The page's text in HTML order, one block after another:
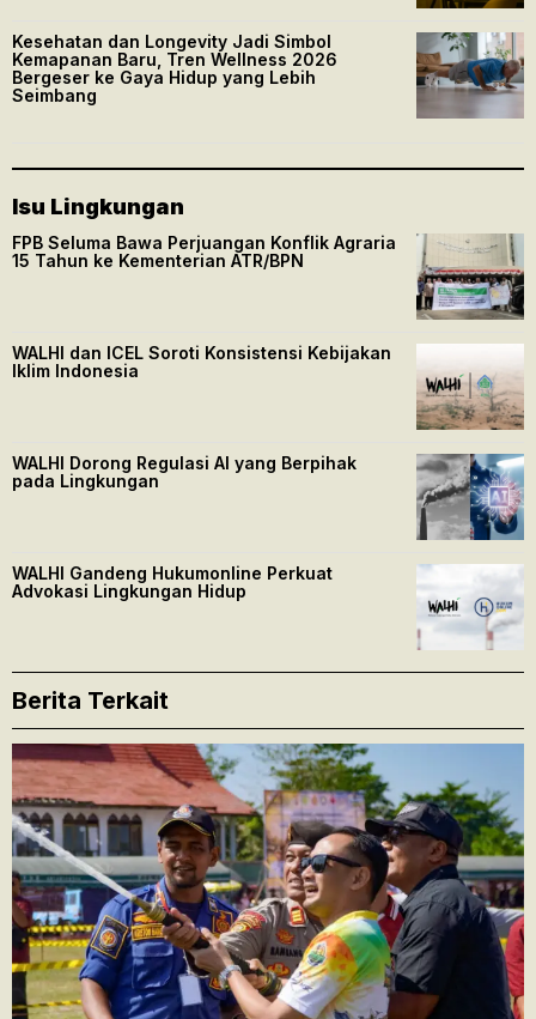
Kesehatan dan Longevity Jadi Simbol
Kemapanan Baru, Tren Wellness 2026
Bergeser ke Gaya Hidup yang Lebih
Seimbang
Isu Lingkungan
FPB Seluma Bawa Perjuangan Konflik Agraria
15 Tahun ke Kementerian ATR/BPN
WALHI dan ICEL Soroti Konsistensi Kebijakan
Iklim Indonesia
WALHI Dorong Regulasi AI yang Berpihak
pada Lingkungan
WALHI Gandeng Hukumonline Perkuat
Advokasi Lingkungan Hidup
Berita Terkait